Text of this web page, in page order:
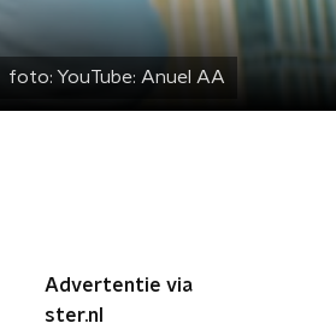
foto: YouTube: Anuel AA
Advertentie via
ster.nl